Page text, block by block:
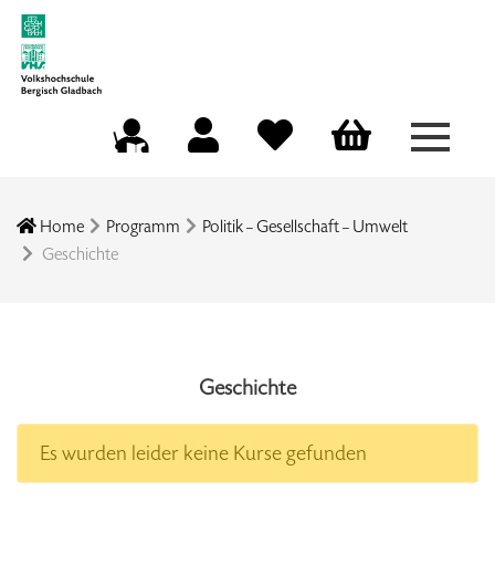
Menü
Home Programm
Politik – Gesellschaft – Umwelt
Geschichte
Geschichte
Es wurden leider keine Kurse gefunden